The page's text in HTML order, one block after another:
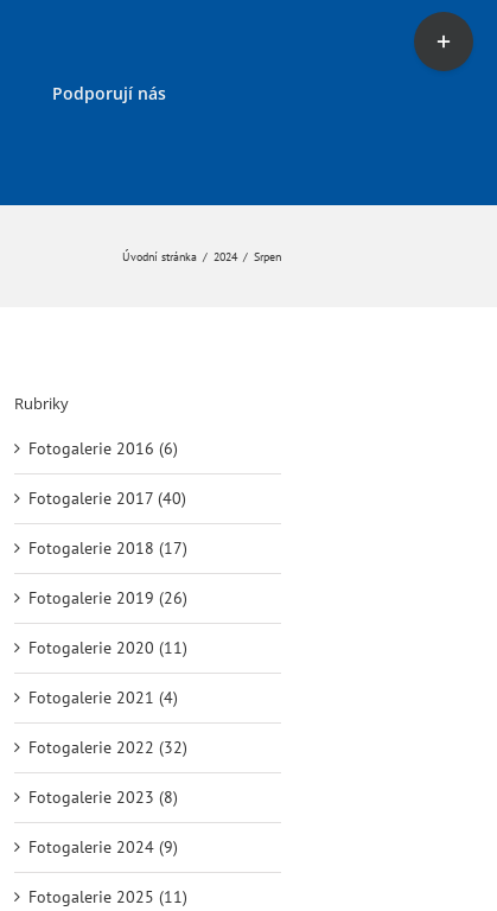
Podporují nás
Úvodní stránka / 2024 / Srpen
Rubriky
Fotogalerie 2016 (6)
Fotogalerie 2017 (40)
Fotogalerie 2018 (17)
Fotogalerie 2019 (26)
Fotogalerie 2020 (11)
Fotogalerie 2021 (4)
Fotogalerie 2022 (32)
Fotogalerie 2023 (8)
Fotogalerie 2024 (9)
Fotogalerie 2025 (11)
Toggle
Sliding
Bar